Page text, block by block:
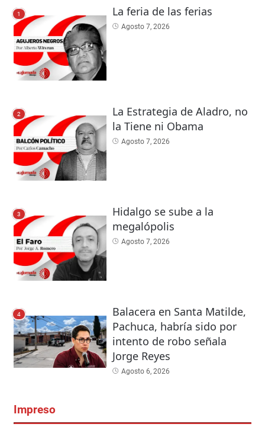
1 La feria de las ferias
Agosto 7, 2026
2
La Estrategia de Aladro, no
la Tiene ni Obama
Agosto 7, 2026
3
Hidalgo se sube a la
megalópolis
Agosto 7, 2026
4
Balacera en Santa Matilde,
Pachuca, habría sido por
intento de robo señala
Jorge Reyes
Agosto 6, 2026
Impreso